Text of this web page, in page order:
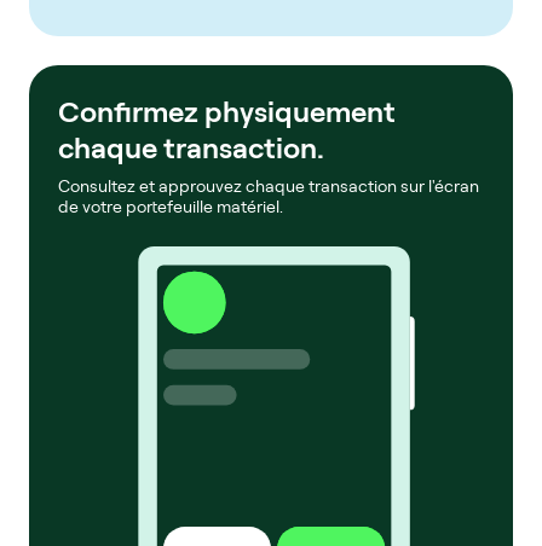
Confirmez physiquement
chaque transaction.
Consultez et approuvez chaque transaction sur l'écran
de votre portefeuille matériel.